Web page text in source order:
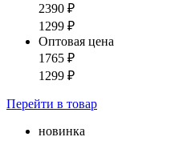
2390 ₽
1299 ₽
Оптовая цена
1765 ₽
1299 ₽
Перейти в товар
новинка